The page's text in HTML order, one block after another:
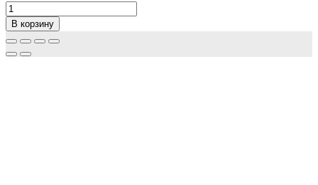
Фитинг
нижний
Т-110
Количество
В корзину